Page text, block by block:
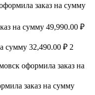
заказ на сумму
на сумму 49,990.00 ₽
сумму 32,490.00 ₽ 2
оформила заказ на
заказ на сумму